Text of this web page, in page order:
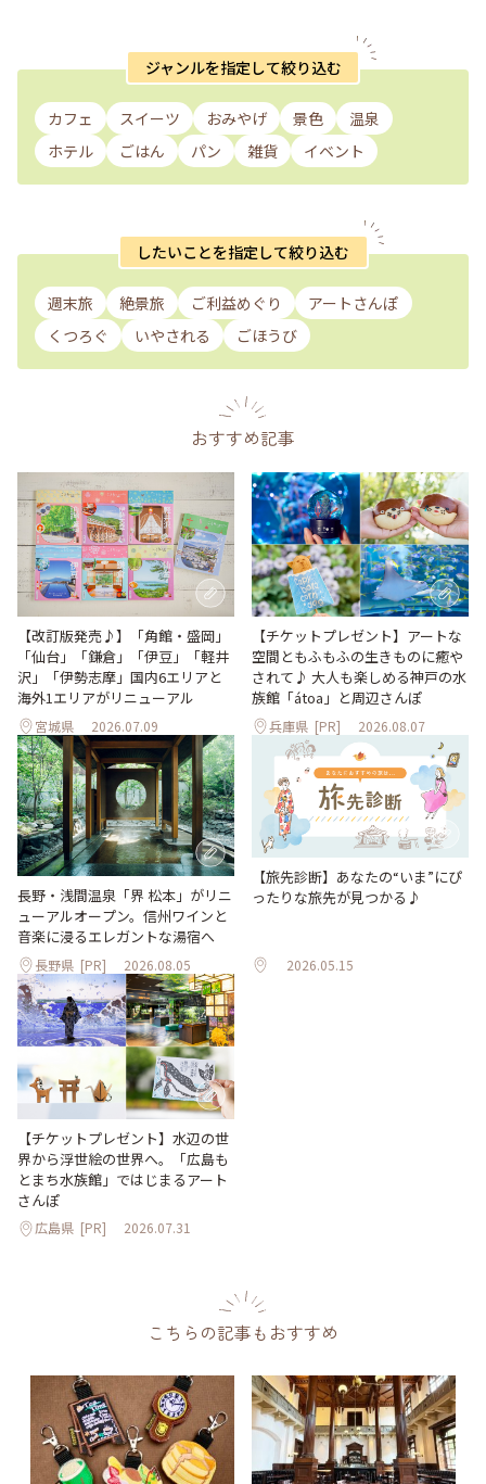
ジャンルを指定して絞り込む
カフェ スイーツ おみやげ 景色
温泉
ホテル
ごはん パン 雑貨 イベント
したいことを指定して絞り込む
週末旅 絶景旅 ご利益めぐり
アートさんぽ
くつろぐ
いやされる ごほうび
おすすめ記事
【改訂版発売♪】「角館・盛岡」
「仙台」「鎌倉」「伊豆」「軽井
沢」「伊勢志摩」国内6エリアと
海外1エリアがリニューアル
宮城県 2026.07.09
【チケットプレゼント】アートな
空間ともふもふの生きものに癒や
されて♪ 大人も楽しめる神戸の水
族館「átoa」と周辺さんぽ
兵庫県 [PR] 2026.08.07
長野・浅間温泉「界 松本」がリニ
ューアルオープン。信州ワインと
音楽に浸るエレガントな湯宿へ
長野県 [PR] 2026.08.05
【旅先診断】あなたの“いま”にぴ
ったりな旅先が見つかる♪
2026.05.15
【チケットプレゼント】水辺の世
界から浮世絵の世界へ。「広島も
とまち水族館」ではじまるアート
さんぽ
広島県 [PR] 2026.07.31
こちらの記事もおすすめ